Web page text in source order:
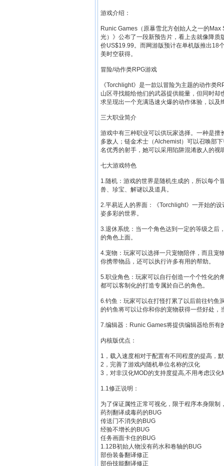
游戏介绍：
Runic Games（原暴雪北方创始人之一的
光）》公布了一段新预告片，看上去就像降
价US$19.99。而网游版预计在单机版推出18
美时空获得。
冒险/动作类RPG游戏
《Torchlight》是一款以冒险为主题的动作类
山区寻找能给他们的武器提供能量，但同时
求呈现出一个充满迅速火爆的动作体验，以及
三大职业简介
游戏中有三种职业可以供玩家选择。一种是
多敌人；链金术士（Alchemist）可以召唤部
名优秀的射手，她可以采用陷阱混淆敌人的视
七大游戏特色
1.随机：游戏的世界是随机生成的，所以每个
兽、珍宝、解谜以及道具。
2.平易近人的界面：《Torchlight》一开始的
姿多彩的世界。
3.退休系统：当一个角色达到一定的等级之后
的角色上面。
4.宠物：玩家可以选择一只宠物陪伴，而且
你携带物品，还可以执行许多有用的帮助。
5.职业角色：玩家可以自行创造一个个性化的
都可以客制化的打造专属於自己的角色。
6.钓鱼：玩家可以在打怪打累了以后前往钓鱼
的钓鱼将可以让你和你的宠物获得一些好处，
7.编辑器：Runic Games将提供编辑器给所
内核版优点：
1，载入速度相对于配置有不同程度的提高，
2，完善了游戏内随机单位名称的汉化
3，对非汉化MOD的支持度提高,不用考虑汉化
1.1修正说明：
为了保证属性正常可视化，限于程序本身限制
药剂翻译成毒药的BUG
传送门不消失的BUG
经验不增长的BUG
任务画面卡住的BUG
1.12B初始人物没有药水和卷轴的BUG
部份装备翻译修正
部份技能翻译修正